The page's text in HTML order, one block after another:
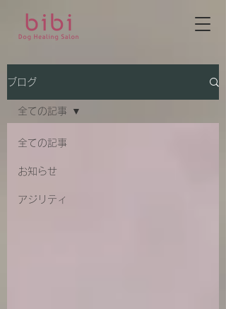
ブログ
全ての記事
お知らせ
アジリティ
全ての記事